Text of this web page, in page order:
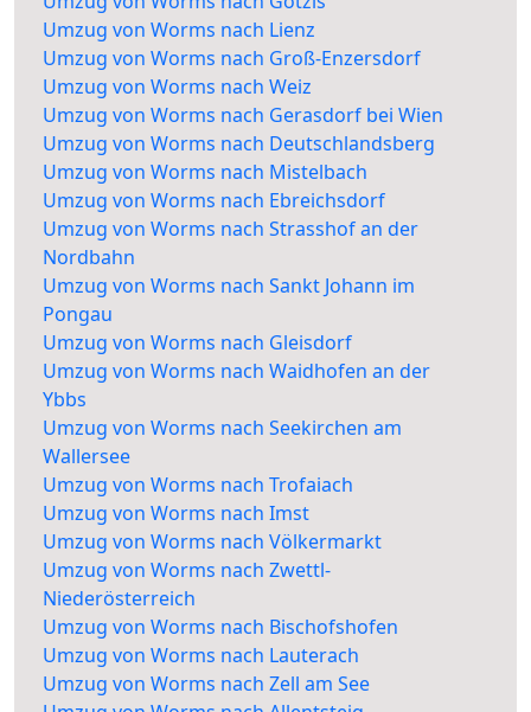
Umzug von Worms nach Lienz
Umzug von Worms nach Groß-Enzersdorf
Umzug von Worms nach Weiz
Umzug von Worms nach Gerasdorf bei Wien
Umzug von Worms nach Deutschlandsberg
Umzug von Worms nach Mistelbach
Umzug von Worms nach Ebreichsdorf
Umzug von Worms nach Strasshof an der
Nordbahn
Umzug von Worms nach Sankt Johann im
Pongau
Umzug von Worms nach Gleisdorf
Umzug von Worms nach Waidhofen an der
Ybbs
Umzug von Worms nach Seekirchen am
Wallersee
Umzug von Worms nach Trofaiach
Umzug von Worms nach Imst
Umzug von Worms nach Völkermarkt
Umzug von Worms nach Zwettl-
Niederösterreich
Umzug von Worms nach Bischofshofen
Umzug von Worms nach Lauterach
Umzug von Worms nach Zell am See